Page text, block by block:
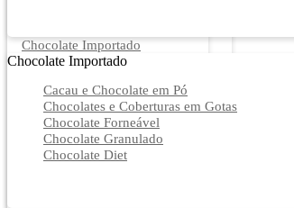
Chocolate Importado
Chocolate Importado
Cacau e Chocolate em Pó
Chocolates e Coberturas em Gotas
Chocolate Forneável
Chocolate Granulado
Chocolate Diet